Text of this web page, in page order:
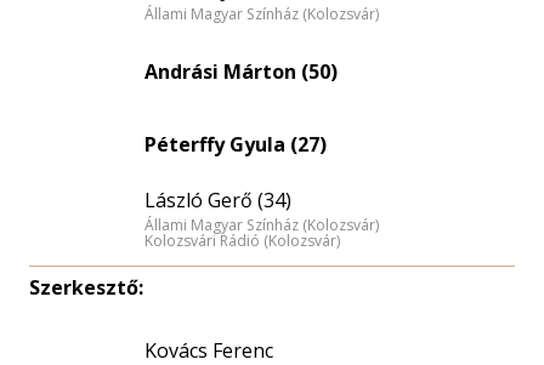
nagyítása
Állami Magyar Színház (Kolozsvár)
Andrási Márton (50)
Péterffy Gyula (27)
László Gerő (34)
Állami Magyar Színház (Kolozsvár)
Kolozsvári Rádió (Kolozsvár)
Szerkesztő:
Kovács Ferenc